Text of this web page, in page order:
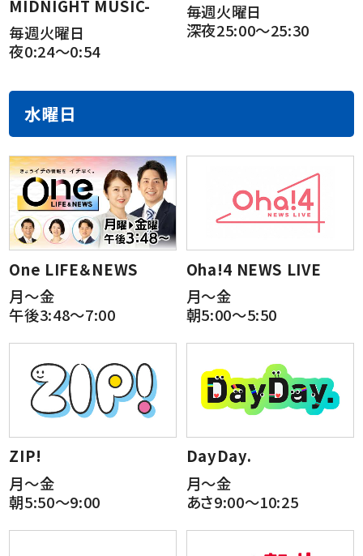
MIDNIGHT MUSIC-
毎週火曜日
夜0:24～0:54
毎週火曜日
深夜25:00～25:30
水曜日
One LIFE＆NEWS
月～金
午後3:48～7:00
Oha!4 NEWS LIVE
月～金
朝5:00～5:50
ZIP!
月～金
朝5:50～9:00
DayDay.
月～金
あさ9:00～10:25